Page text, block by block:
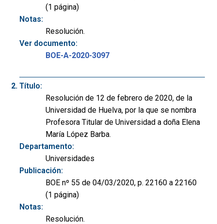
(1 página)
Notas:
Resolución.
Ver documento:
BOE-A-2020-3097
Título:
Resolución de 12 de febrero de 2020, de la
Universidad de Huelva, por la que se nombra
Profesora Titular de Universidad a doña Elena
María López Barba.
Departamento:
Universidades
Publicación:
BOE nº 55 de 04/03/2020, p. 22160 a 22160
(1 página)
Notas:
Resolución.